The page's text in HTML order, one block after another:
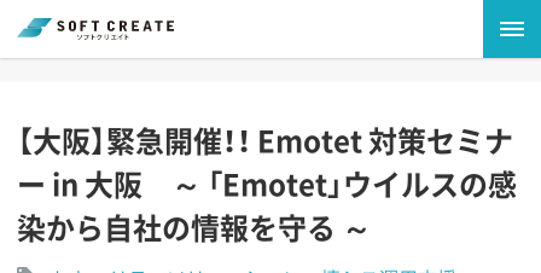
【大阪】緊急開催！！ Emotet 対策セミナ
ー in 大阪 ～ 「Emotet」ウイルスの感
染から自社の情報を守る ～